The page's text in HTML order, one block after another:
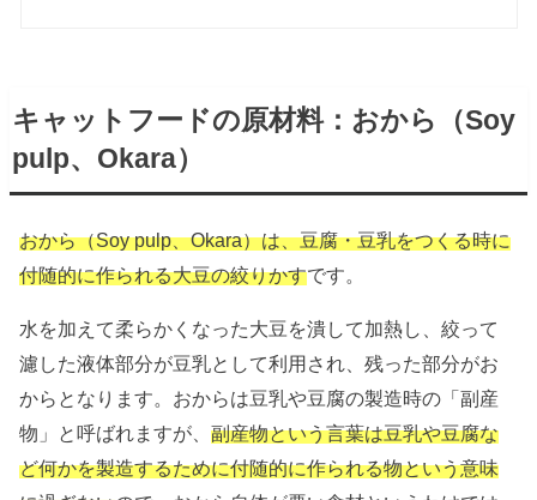
キャットフードの原材料：おから（Soy
pulp、Okara）
おから（Soy pulp、Okara）は、豆腐・豆乳をつくる時に
付随的に作られる大豆の絞りかすです。
水を加えて柔らかくなった大豆を潰して加熱し、絞って
濾した液体部分が豆乳として利用され、残った部分がお
からとなります。おからは豆乳や豆腐の製造時の「副産
物」と呼ばれますが、副産物という言葉は豆乳や豆腐な
ど何かを製造するために付随的に作られる物という意味